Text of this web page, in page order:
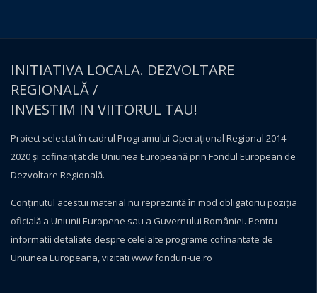
INITIATIVA LOCALA. DEZVOLTARE
REGIONALĂ /
INVESTIM IN VIITORUL TAU!
Proiect selectat în cadrul Programului Operațional Regional 2014-
2020 și cofinanțat de Uniunea Europeană prin Fondul European de
Dezvoltare Regională.
Conţinutul acestui material nu reprezintă în mod obligatoriu poziţia
oficială a Uniunii Europene sau a Guvernului României. Pentru
informatii detaliate despre celelalte programe cofinantate de
Uniunea Europeana, vizitati www.fonduri-ue.ro